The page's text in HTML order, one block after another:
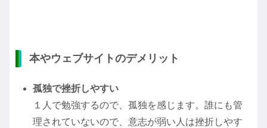
本やウェブサイトのデメリット
孤独で挫折しやすい
１人で勉強するので、孤独を感じます。誰にも管
理されていないので、意志が弱い人は挫折しやす